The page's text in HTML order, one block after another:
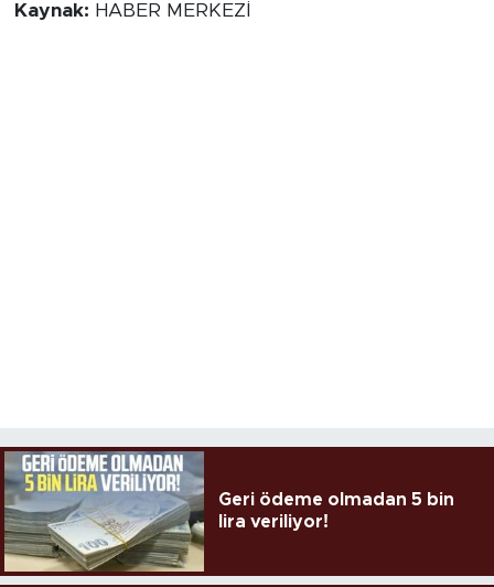
Kaynak: HABER MERKEZİ
Geri ödeme olmadan 5 bin
lira veriliyor!